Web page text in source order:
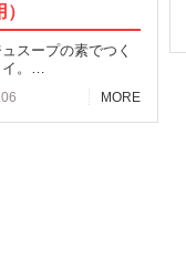
スープの素でつく
イ。…
MORE